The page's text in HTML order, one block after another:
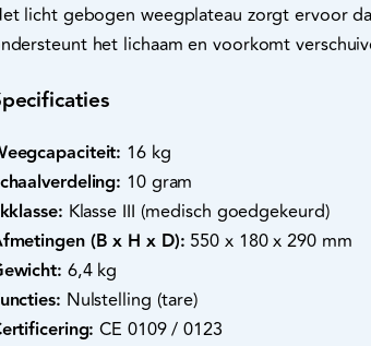
licht gebogen weegplateau zorgt ervoor
het lichaam en voorkomt
16 kg
10 gram
Klasse III (medisch goedgekeurd)
(B x H x D): 550 x 180 x 290 mm
6,4 kg
Nulstelling (tare)
CE 0109 / 0123